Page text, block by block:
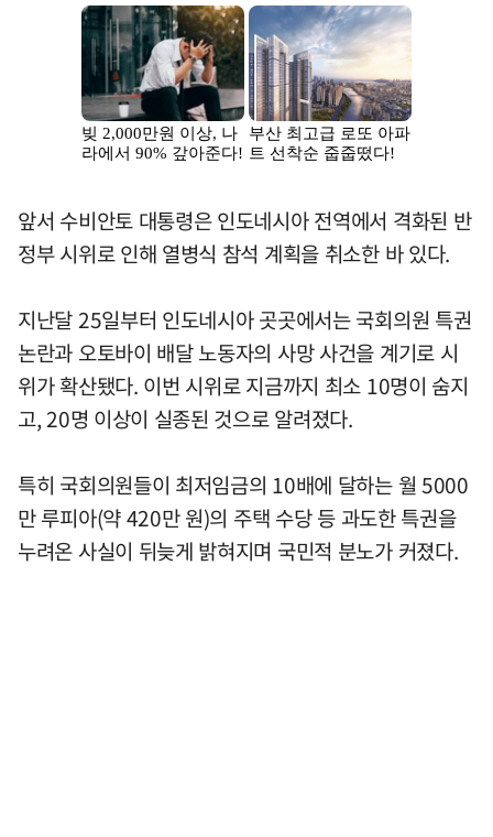
앞서 수비안토 대통령은 인도네시아 전역에서 격화된 반
정부 시위로 인해 열병식 참석 계획을 취소한 바 있다.
지난달 25일부터 인도네시아 곳곳에서는 국회의원 특권
논란과 오토바이 배달 노동자의 사망 사건을 계기로 시
위가 확산됐다. 이번 시위로 지금까지 최소 10명이 숨지
고, 20명 이상이 실종된 것으로 알려졌다.
특히 국회의원들이 최저임금의 10배에 달하는 월 5000
만 루피아(약 420만 원)의 주택 수당 등 과도한 특권을
누려온 사실이 뒤늦게 밝혀지며 국민적 분노가 커졌다.